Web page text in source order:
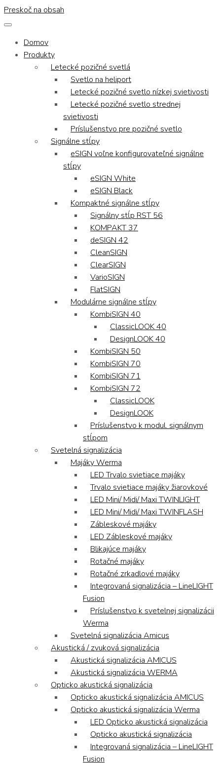
Preskoč na obsah
Domov
Produkty
Letecké pozičné svetlá
Svetlo na heliport
Letecké pozičné svetlo nízkej svietivosti
Letecké pozičné svetlo strednej
svietivosti
Príslušenstvo pre pozičné svetlo
Signálne stĺpy
eSIGN voľne konfigurovateľné signálne
stĺpy
eSIGN White
eSIGN Black
Kompaktné signálne stĺpy
Signálny stĺp RST 56
KOMPAKT 37
deSIGN 42
CleanSIGN
ClearSIGN
VarioSIGN
FlatSIGN
Modulárne signálne stĺpy
KombiSIGN 40
ClassicLOOK 40
DesignLOOK 40
KombiSIGN 50
KombiSIGN 70
KombiSIGN 71
KombiSIGN 72
ClassicLOOK
DesignLOOK
Príslušenstvo k modul. signálnym
stĺpom
Svetelná signalizácia
Majáky Werma
LED Trvalo svietiace majáky
Trvalo svietiace majáky žiarovkové
LED Mini/ Midi/ Maxi TWINLIGHT
LED Mini/ Midi/ Maxi TWINFLASH
Zábleskové majáky
LED Zábleskové majáky
Blikajúce majáky
Rotačné majáky
Rotačné zrkadlové majáky
Integrovaná signalizácia – LineLIGHT
Fusion
Príslušenstvo k svetelnej signalizácii
Werma
Svetelná signalizácia Amicus
Akustická / zvuková signalizácia
Akustická signalizácia AMICUS
Akustická signalizácia WERMA
Opticko akustická signalizácia
Opticko akustická signalizácia AMICUS
Opticko akustická signalizácia Werma
LED Opticko akustická signalizácia
Opticko akustická signalizácia
Integrovaná signalizácia – LineLIGHT
Fusion